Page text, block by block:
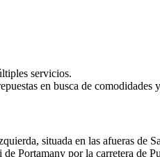
servicios.
en busca de comodidades
situada en las afueras de
Portamany por la carretera de